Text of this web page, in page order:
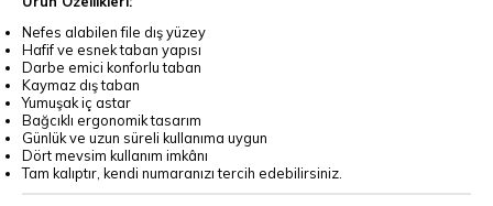
Nefes alabilen file dış yüzey
Hafif ve esnek taban yapısı
Darbe emici konforlu taban
Kaymaz dış taban
Yumuşak iç astar
Bağcıklı ergonomik tasarım
Günlük ve uzun süreli kullanıma uygun
Dört mevsim kullanım imkânı
Tam kalıptır, kendi numaranızı tercih edebilirsiniz.